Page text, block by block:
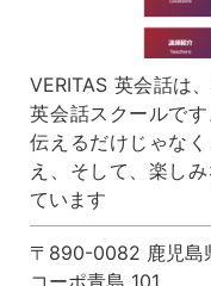
VERITAS 英会話は
英会話スクールで
伝えるだけじゃな
え、そして、楽し
ています
〒890-0082 鹿児島